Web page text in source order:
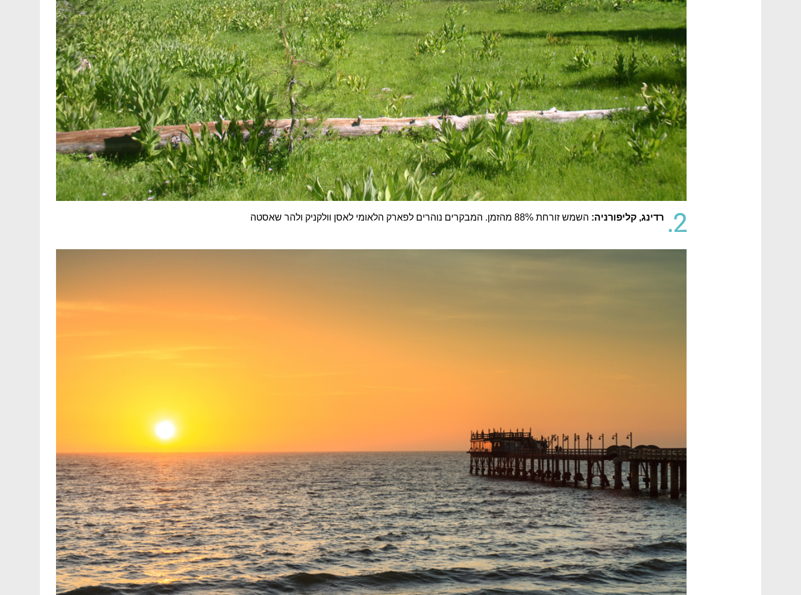
2. רדינג, קליפורניה: השמש זורחת 88% מהזמן. המבקרים נוהרים לפארק הלאומי לאסן וולקניק ולהר שאסטה